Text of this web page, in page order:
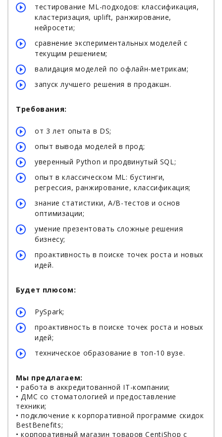
тестирование ML-подходов: классификация,
кластеризация, uplift, ранжирование,
нейросети;
сравнение экспериментальных моделей с
текущим решением;
валидация моделей по офлайн-метрикам;
запуск лучшего решения в продакшн.
Требования:
от 3 лет опыта в DS;
опыт вывода моделей в прод;
уверенный Python и продвинутый SQL;
опыт в классическом ML: бустинги,
регрессия, ранжирование, классификация;
знание статистики, A/B-тестов и основ
оптимизации;
умение презентовать сложные решения
бизнесу;
проактивность в поиске точек роста и новых
идей.
Будет плюсом:
PySpark;
проактивность в поиске точек роста и новых
идей;
техническое образование в топ-10 вузе.
Мы предлагаем:
• работа в аккредитованной IT-компании;
• ДМС со стоматологией и предоставление
техники;
• подключение к корпоративной программе скидок
BestBenefits;
• корпоративный магазин товаров CentiShop с